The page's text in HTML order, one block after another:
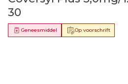
30
Op voorschrift
Geneesmiddel